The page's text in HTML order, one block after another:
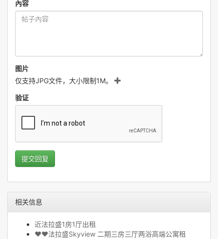
內容
图片
仅支持JPG文件，大小限制1M。
验证
提交回复
相关信息
近法拉盛1房1厅出租
❤❤法拉盛Skyview 二期三房三厅两浴高端公寓租